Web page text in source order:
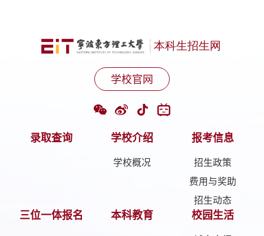
学校官网
录取查询 学校介绍
学校概况
报考信息
招生政策
费用与奖助
招生动态
三位一体报名 本科教育 校园生活